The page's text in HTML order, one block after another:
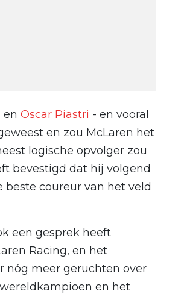
en Oscar Piastri - en vooral
en zou McLaren het
logische opvolger zou
bevestigd dat hij volgend
coureur van het veld
een gesprek heeft
Racing, en het
nóg meer geruchten over
en het